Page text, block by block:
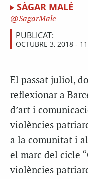
SÀGAR MALÉ
SagarMale
PUBLICAT:
OCTUBRE 3, 2018 -
El passat juliol,
reflexionar a
d’art i
violències
a la comunitat i
el marc del cicle
violències